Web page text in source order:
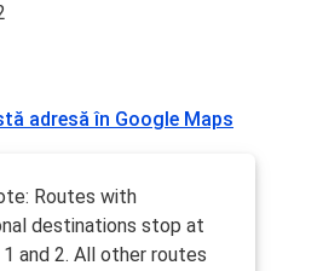
adresă în Google Maps
Routes with
destinations stop at
and 2. All other routes